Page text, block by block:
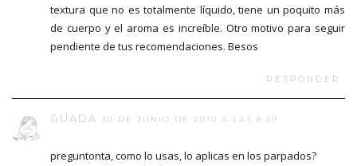
textura que no es totalmente líquido, tiene un poquito más
de cuerpo y el aroma es increíble. Otro motivo para seguir
pendiente de tus recomendaciones. Besos
RESPONDER
GUADA 30 DE JUNIO DE 2010 A LAS 8:39
preguntonta, como lo usas, lo aplicas en los parpados?